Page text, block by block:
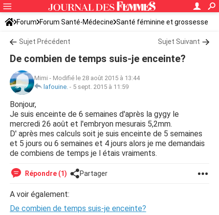
Forum Forum Santé-Médecine Santé féminine et grossesse
Sujet Précédent Sujet Suivant
De combien de temps suis-je enceinte?
Mimi - Modifié le 28 août 2015 à 13:44
lafouine. - 5 sept. 2015 à 11:59
Bonjour,
Je suis enceinte de 6 semaines d'après la gygy le
mercredi 26 août et l'embryon mesurais 5,2mm.
D' après mes calculs soit je suis enceinte de 5 semaines
et 5 jours ou 6 semaines et 4 jours alors je me demandais
de combiens de temps je l étais vraiments.
Répondre (1) Partager
A voir également:
De combien de temps suis-je enceinte?